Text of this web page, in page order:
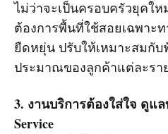
ไม่ว่าจะเป็นครอบครัวยุคใ
ต้องการพื้นที่ใช้สอยเฉพาะ
ยืดหยุ่น ปรับให้เหมาะสมกั
ประมาณของลูกค้าแต่ละรา
3. งานบริการต้องใส่ใจ ดูแ
Service